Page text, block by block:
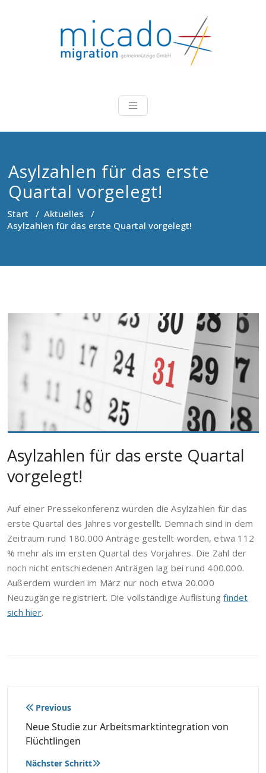
Micado-
Asylzahlen für das erste
Quartal vorgelegt!
Start / Aktuelles /
Asylzahlen für das erste Quartal vorgelegt!
Asylzahlen für das erste Quartal
vorgelegt!
Auf einer Pressekonferenz wurden die Asylzahlen für das
erste Quartal des Jahres vorgestellt. Demnach sind in dem
Zeitraum rund 180.000 Anträge gestellt worden, etwa 112
% mehr als im ersten Quartal des Vorjahres. Die Zahl der
noch nicht entschiedenen Anträgen lag bei rund 400.000.
Außerdem wurden im März nur noch etwa 20.000
Neuzugänge registriert. Die vollständige Auflistungfindet
sich hier.
Beitragsnavigation
Previous
Neue Studie zur Arbeitsmarktintegration von
Flüchtlingen
Nächster Schritt